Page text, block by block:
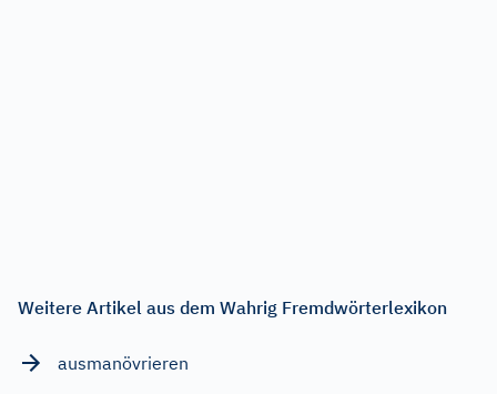
Weitere Artikel aus dem Wahrig Fremdwörterlexikon
ausmanövrieren